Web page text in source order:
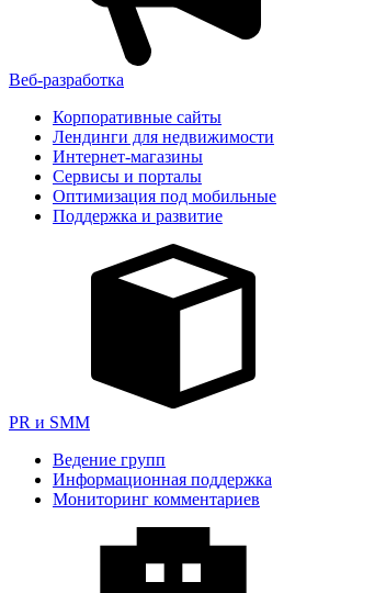
Веб-разработка
Корпоративные сайты
Лендинги для недвижимости
Интернет-магазины
Сервисы и порталы
Оптимизация под мобильные
Поддержка и развитие
PR и SMM
Ведение групп
Информационная поддержка
Мониторинг комментариев